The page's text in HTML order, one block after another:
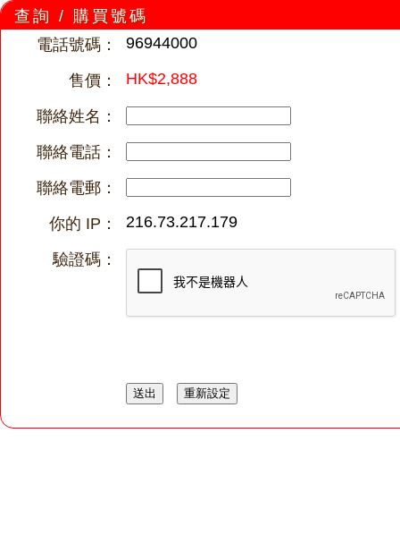
查詢 / 購買號碼
電話號碼：
96944000
售價： HK$2,888
聯絡姓名：
聯絡電話：
聯絡電郵：
你的 IP：
216.73.217.179
驗證碼：